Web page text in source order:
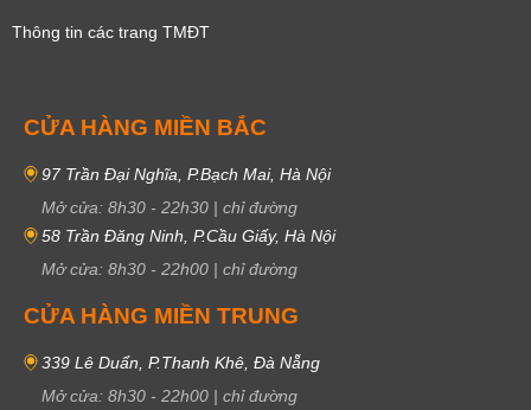
Thông tin các trang TMĐT
CỬA HÀNG MIỀN BẮC
97 Trần Đại Nghĩa, P.Bạch Mai, Hà Nội
Mở cửa: 8h30 - 22h30 | chỉ đường
58 Trần Đăng Ninh, P.Cầu Giấy, Hà Nội
Mở cửa: 8h30 - 22h00 | chỉ đường
CỬA HÀNG MIỀN TRUNG
339 Lê Duẩn, P.Thanh Khê, Đà Nẵng
Mở cửa: 8h30 - 22h00 | chỉ đường